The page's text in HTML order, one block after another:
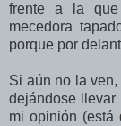
frente a la
mecedora
porque por
Si aún no la
dejándose llevar
mi opinión (está